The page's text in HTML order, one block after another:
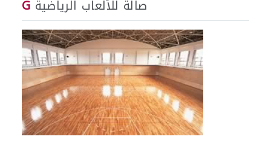
G صالة للألعاب الرياضية